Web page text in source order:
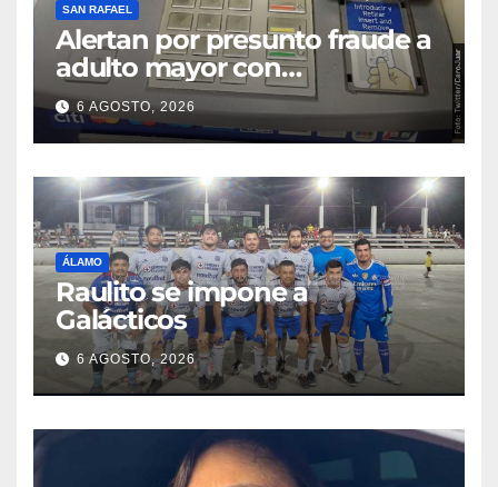
SAN RAFAEL
Alertan por presunto fraude a
adulto mayor con
discapacidad visual en cajero
bancario
6 AGOSTO, 2026
ÁLAMO
Raulito se impone a
Galácticos
6 AGOSTO, 2026